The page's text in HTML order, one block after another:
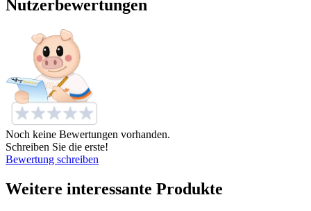
Nutzerbewertungen
Noch keine Bewertungen vorhanden.
Schreiben Sie die erste!
Bewertung schreiben
Weitere interessante Produkte